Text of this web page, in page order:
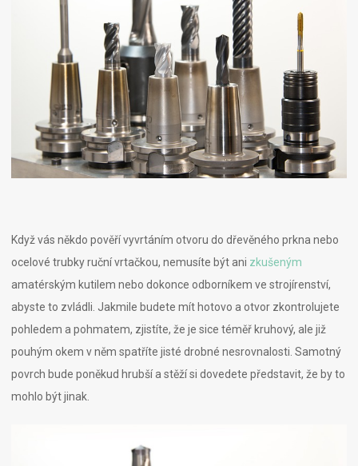
Když vás někdo pověří vyvrtáním otvoru do dřevěného prkna nebo
ocelové trubky ruční vrtačkou, nemusíte být ani zkušeným
amatérským kutilem nebo dokonce odborníkem ve strojírenství,
abyste to zvládli. Jakmile budete mít hotovo a otvor zkontrolujete
pohledem a pohmatem, zjistíte, že je sice téměř kruhový, ale již
pouhým okem v něm spatříte jisté drobné nesrovnalosti. Samotný
povrch bude poněkud hrubší a stěží si dovedete představit, že by to
mohlo být jinak.